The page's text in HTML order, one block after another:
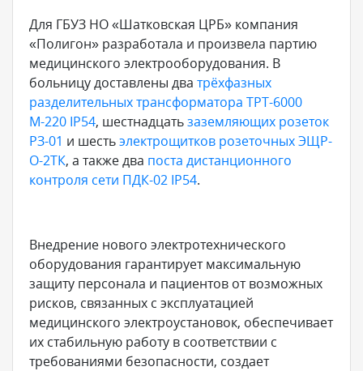
Для ГБУЗ НО «Шатковская ЦРБ» компания
«Полигон» разработала и произвела партию
медицинского электрооборудования. В
больницу доставлены два трёхфазных
разделительных трансформатора ТРТ-6000
М-220 IP54, шестнадцатьзаземляющих розеток
РЗ-01 и шестьэлектрощитков розеточных ЭЩР-
О-2ТК, а также два поста дистанционного
контроля сети ПДК-02 IP54.
Внедрение нового электротехнического
оборудования гарантирует максимальную
защиту персонала и пациентов от возможных
рисков, связанных с эксплуатацией
медицинского электроустановок, обеспечивает
их стабильную работу в соответствии с
требованиями безопасности, создает